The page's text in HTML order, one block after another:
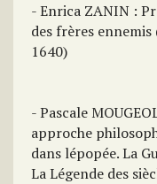
- Enrica ZANIN :
des frères
1640)
- Pascale
approche
dans lépopée. La
La Légende des